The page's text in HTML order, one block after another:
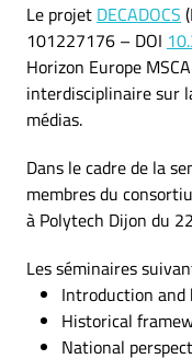
Le projet DECADOCS
101227176 – DOI
Horizon Europe
interdisciplinaire sur
médias.
Dans le cadre de la
membres du
à Polytech Dijon du
Les séminaires
Introduction and
Historical
National